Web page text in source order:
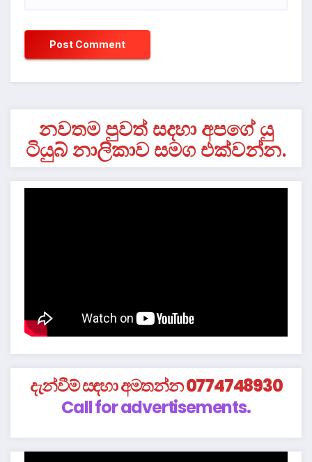
නවතම පුවත් සදහා අපගේ යු
ටියුබ් නාලිකාව සමග එක්වන්න.
දැන්වීම් සඳහා අමතන්න 0774748930
Call for advertisements.